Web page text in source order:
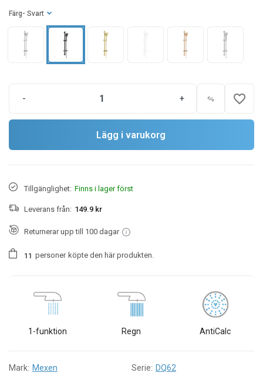
Färg - Svart
- + favorite_border
Lägg i varukorg
Tillgänglighet: Finns i lager först
Leverans från: 149.9 kr
Returnerar upp till 100 dagar
1 1 personer köpte den här produkten.
1-funktion Regn AntiCalc
Mark: Mexen Serie: DQ62